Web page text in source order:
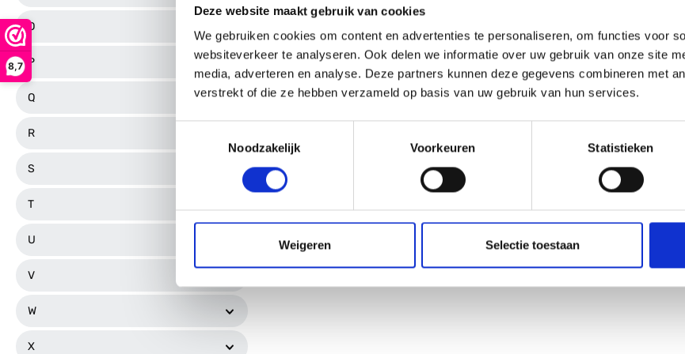
Deze website maakt gebruik van cookies
We gebruiken cookies om content en advertenties te personaliseren, om functies voor
websiteverkeer te analyseren. Ook delen we informatie over uw gebruik van onze site
media, adverteren en analyse. Deze partners kunnen deze gegevens combineren met
verstrekt of die ze hebben verzameld op basis van uw gebruik van hun services.
Noodzakelijk
Voorkeuren Statistieken
Weigeren Selectie toestaan
8,7
O
P
Q
R
S
T
U
V
W
X